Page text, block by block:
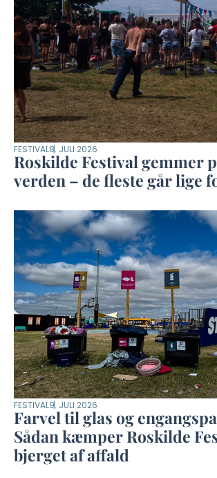
FESTIVAL8. JULI 2026
Roskilde Festival gemmer
verden – de fleste går lige
FESTIVAL9. JULI 2026
Farvel til glas og
Sådan kæmper Roskilde
bjerget af affald